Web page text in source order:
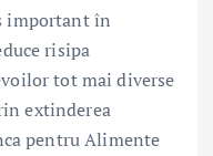
important în
risipa
tot mai diverse
extinderea
pentru Alimente